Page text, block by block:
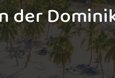
der